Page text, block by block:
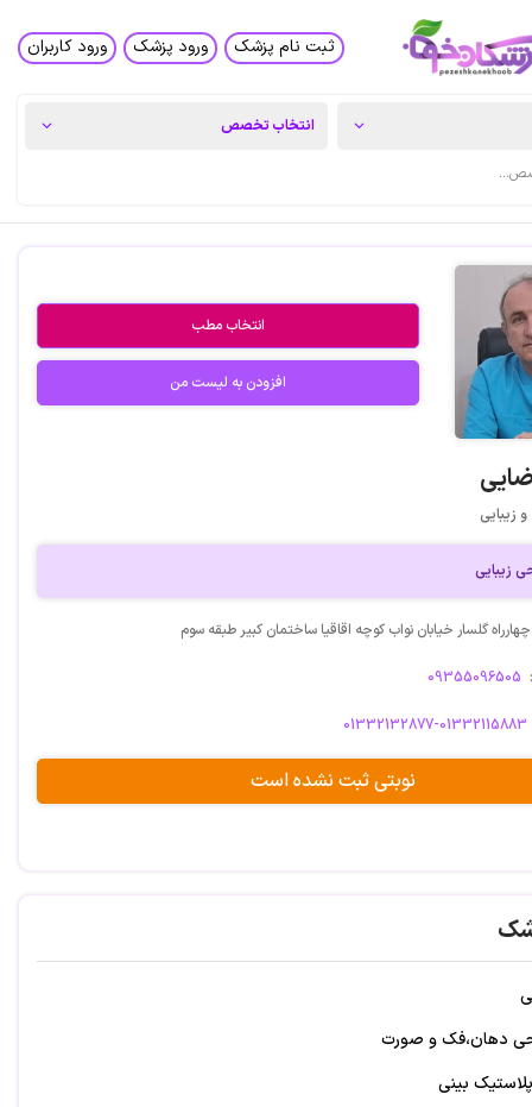
ثبت نام پزشک ورود پزشک ورود کاربران
انتخاب مطب
افزودن به لیست من
زیبایی
زیبایی
گلسار خیابان نواب کوچه اقاقیا ساختمان کبیر طبقه سوم
09355096505
01332132877-01332115883
نوبتی ثبت نشده است
دهان،فک و صورت
بینی